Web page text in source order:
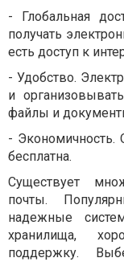
- Глобальная
получать
есть доступ к
- Удобство.
и
файлы и
- Экономичность.
бесплатна.
Существует
почты.
надежные
хранилища,
поддержку.